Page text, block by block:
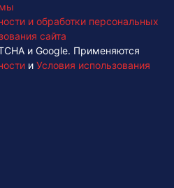
и обработки персональных
сайта
и Google. Применяются
и Условия использования